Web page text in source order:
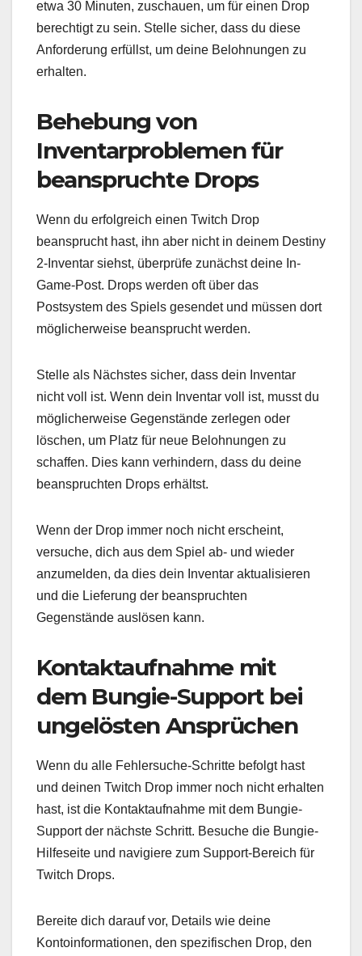
etwa 30 Minuten, zuschauen, um für einen Drop
berechtigt zu sein. Stelle sicher, dass du diese
Anforderung erfüllst, um deine Belohnungen zu
erhalten.
Behebung von
Inventarproblemen für
beanspruchte Drops
Wenn du erfolgreich einen Twitch Drop
beansprucht hast, ihn aber nicht in deinem Destiny
2-Inventar siehst, überprüfe zunächst deine In-
Game-Post. Drops werden oft über das
Postsystem des Spiels gesendet und müssen dort
möglicherweise beansprucht werden.
Stelle als Nächstes sicher, dass dein Inventar
nicht voll ist. Wenn dein Inventar voll ist, musst du
möglicherweise Gegenstände zerlegen oder
löschen, um Platz für neue Belohnungen zu
schaffen. Dies kann verhindern, dass du deine
beanspruchten Drops erhältst.
Wenn der Drop immer noch nicht erscheint,
versuche, dich aus dem Spiel ab- und wieder
anzumelden, da dies dein Inventar aktualisieren
und die Lieferung der beanspruchten
Gegenstände auslösen kann.
Kontaktaufnahme mit
dem Bungie-Support bei
ungelösten Ansprüchen
Wenn du alle Fehlersuche-Schritte befolgt hast
und deinen Twitch Drop immer noch nicht erhalten
hast, ist die Kontaktaufnahme mit dem Bungie-
Support der nächste Schritt. Besuche die Bungie-
Hilfeseite und navigiere zum Support-Bereich für
Twitch Drops.
Bereite dich darauf vor, Details wie deine
Kontoinformationen, den spezifischen Drop, den